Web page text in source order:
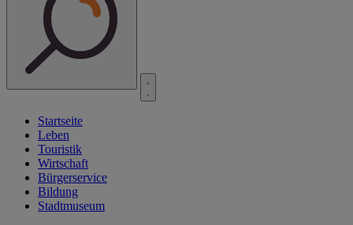
Startseite
Leben
Touristik
Wirtschaft
Bürgerservice
Bildung
Stadtmuseum